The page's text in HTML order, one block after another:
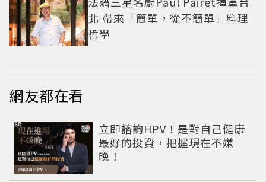
北 帶來「簡單，從不簡單」料理
哲學
網友都在看
立即諮詢HPV！是對自己健康
最好的投資，把握現在不嫌
晚！
PR